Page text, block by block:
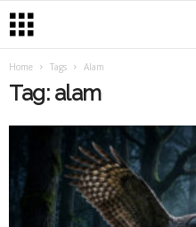
Home Tags Alam
Tag: alam